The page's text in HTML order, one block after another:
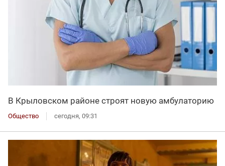
В Крыловском районе строят новую амбулаторию
Общество сегодня, 09:31